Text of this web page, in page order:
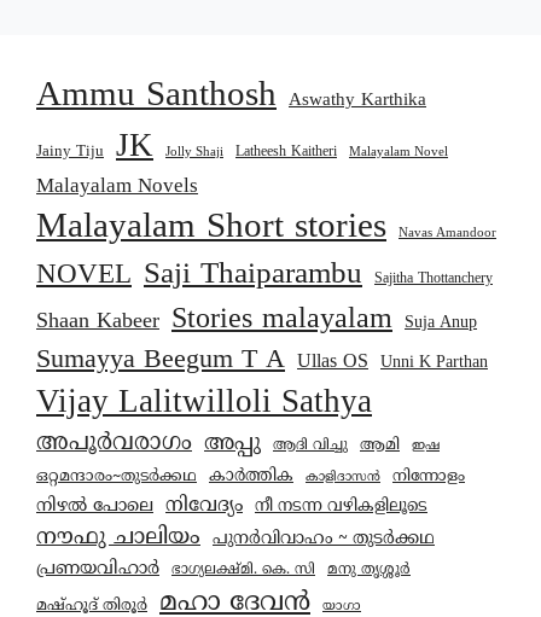
Ammu Santhosh Aswathy Karthika
Jainy Tiju JK Jolly Shaji Latheesh Kaitheri Malayalam Novel
Malayalam Novels
Malayalam Short stories Navas Amandoor
NOVEL Saji Thaiparambu Sajitha Thottanchery
Shaan Kabeer Stories malayalam Suja Anup
Sumayya Beegum T A Ullas OS Unni K Parthan
Vijay Lalitwilloli Sathya
അപൂർവരാഗം അപ്പു ആദി വിച്ചു ആമി ഇഷ
ഒറ്റമന്ദാരം~തുടർക്കഥ കാര്‍ത്തിക കാളിദാസൻ നിന്നോളം
നിഴൽ പോലെ നിവേദ്യം നീ നടന്ന വഴികളിലൂടെ
നൗഫു ചാലിയം പുനർവിവാഹം ~ തുടർക്കഥ
പ്രണയവിഹാർ ഭാഗ്യലക്ഷ്മി. കെ. സി
മനു തൃശ്ശൂർ
മഷ്ഹൂദ് തിരൂർ
മഹാ ദേവൻ യാഗാ